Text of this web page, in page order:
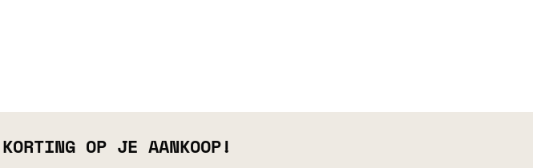
OP JE AANKOOP!